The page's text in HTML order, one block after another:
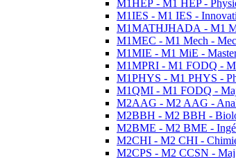
M1HEP - M1 HEP -
M1IES - M1 IES -
M1MATHJHADA - M1
M1MEC - M1 Mech -
M1MIE - M1 MiE -
M1MPRI - M1 FODQ -
M1PHYS - M1 PHYS -
M1QMI - M1 FODQ -
M2AAG - M2 AAG -
M2BBH - M2 BBH -
M2BME - M2 BME -
M2CHI - M2 CHI -
M2CPS - M2 CCSN -